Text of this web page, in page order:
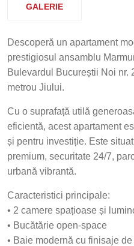
GALERIE
Descoperă un apartament
prestigiosul ansamblu
Bulevardul Bucureștii Noi nr.
metrou Jiului.
Cu o suprafață utilă
eficientă, acest apartament
și pentru investiție. Este
premium, securitate 24/7,
urbană vibrantă.
Caracteristici principale:
• 2 camere spațioase și
• Bucătărie open-space
• Baie modernă cu finisaje